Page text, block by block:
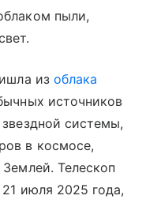
пыли,
из облака
источников
системы,
в космосе,
Телескоп
июля 2025 года,